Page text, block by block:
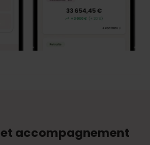
et accompagnement